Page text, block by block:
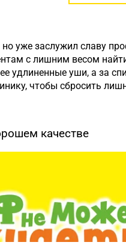
уже заслужил славу
с лишним весом
удлиненные уши, а за
чтобы сбросить
качестве